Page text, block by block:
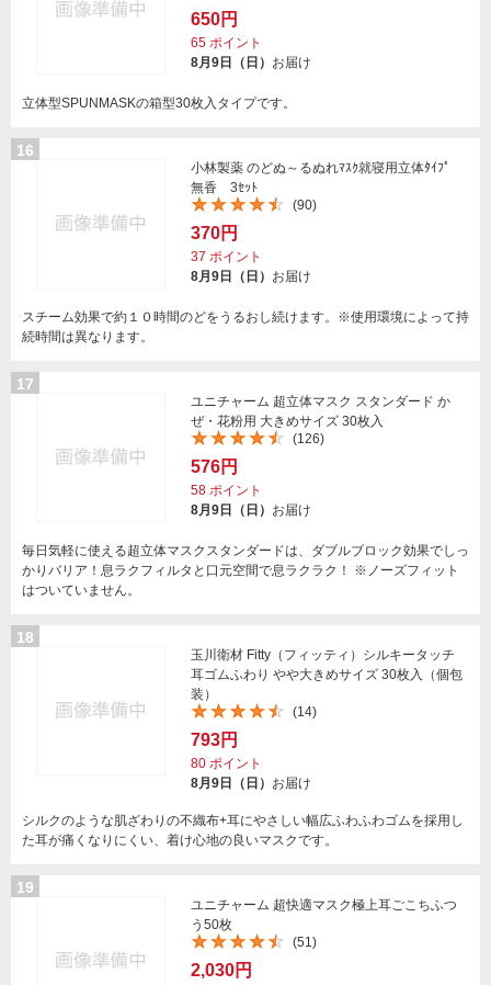
650円
65 ポイント
8月9日（日） お届け
立体型SPUNMASKの箱型30枚入タイプです。
16
小林製薬 のどぬ～るぬれﾏｽｸ就寝用立体ﾀｲﾌﾟ
無香 3ｾｯﾄ
(90)
370円
37 ポイント
8月9日（日） お届け
スチーム効果で約１０時間のどをうるおし続けます。※使用環境によって持
続時間は異なります。
17
ユニチャーム 超立体マスク スタンダード か
ぜ・花粉用 大きめサイズ 30枚入
(126)
576円
58 ポイント
8月9日（日） お届け
毎日気軽に使える超立体マスクスタンダードは、ダブルブロック効果でしっ
かりバリア！息ラクフィルタと口元空間で息ラクラク！ ※ノーズフィット
はついていません。
18
玉川衛材 Fitty（フィッティ）シルキータッチ
耳ゴムふわり やや大きめサイズ 30枚入（個包
装）
(14)
793円
80 ポイント
8月9日（日） お届け
シルクのような肌ざわりの不織布+耳にやさしい幅広ふわふわゴムを採用し
た耳が痛くなりにくい、着け心地の良いマスクです。
19
ユニチャーム 超快適マスク極上耳ごこちふつ
う50枚
(51)
2,030円